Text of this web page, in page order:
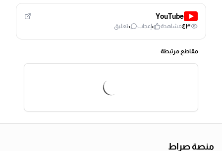
YouTube
٤٣مشاهدة ٠إعجاب ٠تعليق
مقاطع مرتبطة
منصة صراط